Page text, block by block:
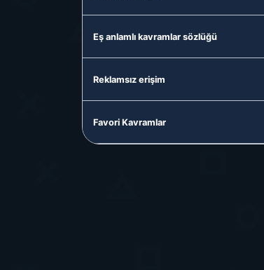
Eş anlamlı kavramlar sözlüğü
Reklamsız erişim
Favori Kavramlar